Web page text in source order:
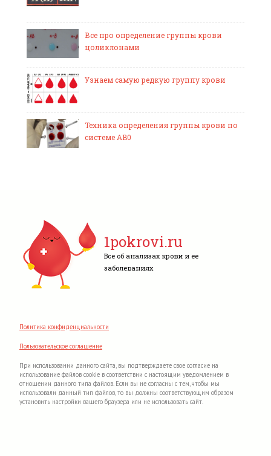
Все про определение группы крови
цоликлонами
Узнаем самую редкую группу крови
Техника определения группы крови по
системе AB0
1pokrovi.ru
Все об анализах крови и ее
заболеваниях
Политика конфиденциальности
Пользовательское соглашение
При использовании данного сайта, вы подтверждаете свое согласие на
использование файлов cookie в соответствии с настоящим уведомлением в
отношении данного типа файлов. Если вы не согласны с тем, чтобы мы
использовали данный тип файлов, то вы должны соответствующим образом
установить настройки вашего браузера или не использовать сайт.